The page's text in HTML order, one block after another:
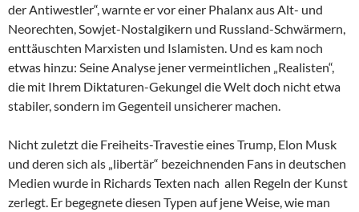
der Antiwestler“, warnte er vor einer Phalanx aus Alt- und
Neorechten, Sowjet-Nostalgikern und Russland-Schwärmern,
enttäuschten Marxisten und Islamisten. Und es kam noch
etwas hinzu: Seine Analyse jener vermeintlichen „Realisten“,
die mit Ihrem Diktaturen-Gekungel die Welt doch nicht etwa
stabiler, sondern im Gegenteil unsicherer machen.
Nicht zuletzt die Freiheits-Travestie eines Trump, Elon Musk
und deren sich als „libertär“ bezeichnenden Fans in deutschen
Medien wurde in Richards Texten nach allen Regeln der Kunst
zerlegt. Er begegnete diesen Typen auf jene Weise, wie man